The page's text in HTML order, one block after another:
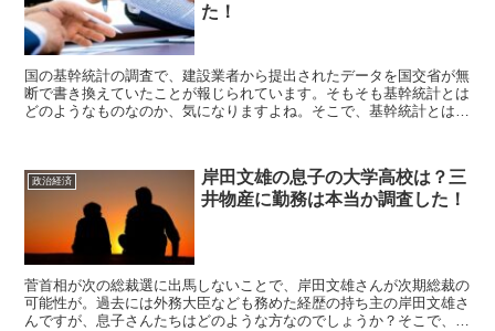
た！
国の基幹統計の調査で、建設業者から提出されたデータを国交省が無
断で書き換えていたことが報じられています。そもそも基幹統計とは
どのようなものなのか、気になりますよね。そこで、基幹統計とはな
政治経済
岸田文雄の息子の大学高校は？三
井物産に勤務は本当か調査した！
菅首相が次の総裁選に出馬しないことで、岸田文雄さんが次期総裁の
可能性が。過去には外務大臣なども務めた経歴の持ち主の岸田文雄さ
んですが、息子さんたちはどのような方なのでしょうか？そこで、岸